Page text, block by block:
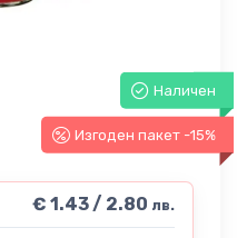
Наличен
Изгоден пакет -15%
€ 1.43 / 2.80 лв.